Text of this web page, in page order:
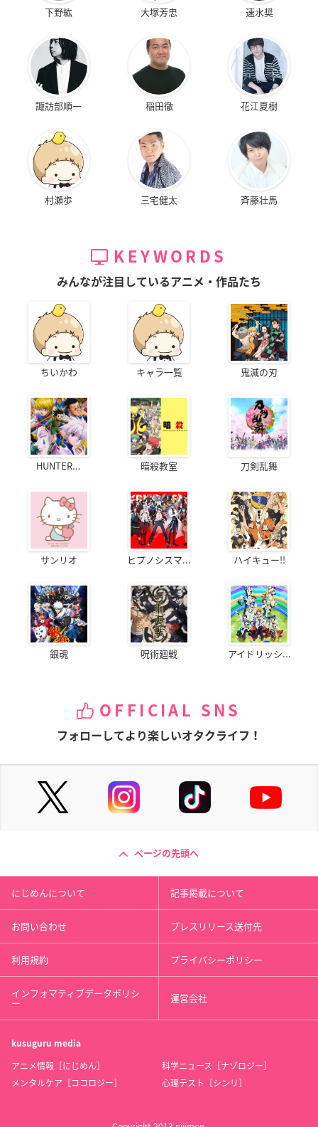
下野紘 大塚芳忠 速水奨
諏訪部順一 稲田徹 花江夏樹
村瀬歩 三宅健太 斉藤壮馬
KEYWORDS
みんなが注目しているアニメ・作品たち
ちいかわ キャラ一覧 鬼滅の刃
HUNTER... 暗殺教室 刀剣乱舞
サンリオ ヒプノシスマ... ハイキュー!!
銀魂 呪術廻戦 アイドリッシ...
OFFICIAL SNS
フォローしてより楽しいオタクライフ！
ページの先頭へ
にじめんについて 記事掲載について
お問い合わせ プレスリリース送付先
利用規約 プライバシーポリシー
インフォマティブデータポリシ
ー 運営会社
kusuguru media
アニメ情報［にじめん］
科学ニュース［ナゾロジー］
メンタルケア［ココロジー］
心理テスト［シンリ］